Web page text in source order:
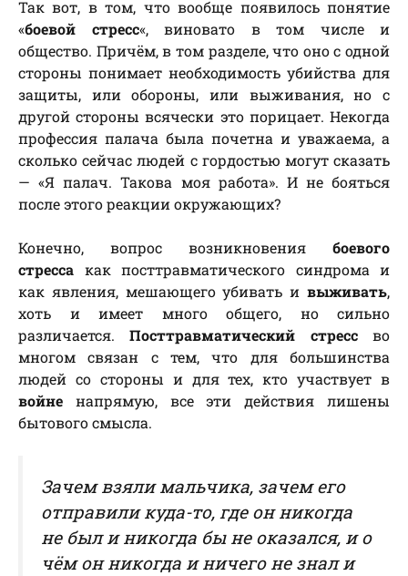
Так вот, в том, что вообще появилось понятие
«боевой стресс«, виновато в том числе и
общество. Причём, в том разделе, что оно с одной
стороны понимает необходимость убийства для
защиты, или обороны, или выживания, но с
другой стороны всячески это порицает. Некогда
профессия палача была почетна и уважаема, а
сколько сейчас людей с гордостью могут сказать
— «Я палач. Такова моя работа». И не бояться
после этого реакции окружающих?
Конечно, вопрос возникновения боевого
стресса как посттравматического синдрома и
как явления, мешающего убивать и выживать,
хоть и имеет много общего, но сильно
различается.Посттравматический стрессво
многом связан с тем, что для большинства
людей со стороны и для тех, кто участвует в
войне напрямую, все эти действия лишены
бытового смысла.
Зачем взяли мальчика, зачем его
отправили куда-то, где он никогда
не был и никогда бы не оказался, и о
чём он никогда и ничего не знал и